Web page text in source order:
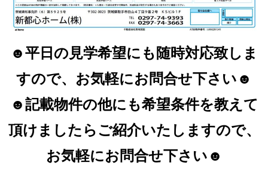
☻平日の見学希望にも随時対応致しま
すので、お気軽にお問合せ下さい☻
☻記載物件の他にも希望条件を教えて
頂けましたらご紹介いたしますので、
お気軽にお問合せ下さい☻